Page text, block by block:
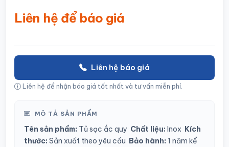
Liên hệ để báo giá
Liên hệ báo giá
Liên hệ để nhận báo giá tốt nhất và tư vấn miễn phí.
MÔ TẢ SẢN PHẨM
Tên sản phẩm: Tủ sạc ắc quy Chất liệu: Inox Kích
thước: Sản xuất theo yêu cầu Bảo hành: 1 năm kể